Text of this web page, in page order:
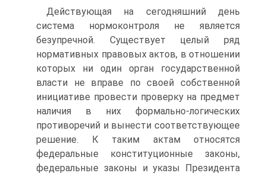
Действующая на сегодняшний день
система нормоконтроля не является
безупречной. Существует целый ряд
нормативных правовых актов, в отношении
которых ни один орган государственной
власти не вправе по своей собственной
инициативе провести проверку на предмет
наличия в них формально-логических
противоречий и вынести соответствующее
решение. К таким актам относятся
федеральные конституционные законы,
федеральные законы и указы Президента